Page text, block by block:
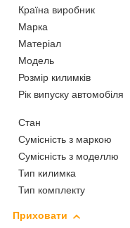
Країна виробник
Марка
Матеріал
Модель
Розмір килимків
Рік випуску автомобіля
Стан
Сумісність з маркою
Сумісність з моделлю
Тип килимка
Тип комплекту
Приховати